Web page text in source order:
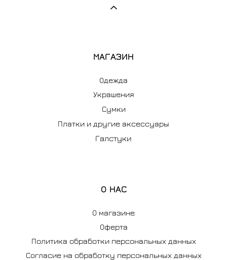
МАГАЗИН
Одежда
Украшения
Сумки
Платки и другие аксессуары
Галстуки
О НАС
О магазине
Оферта
Политика обработки персональных данных
Согласие на обработку персональных данных